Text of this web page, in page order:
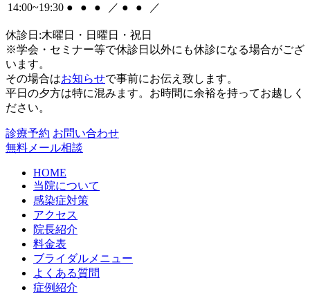
14:00~19:30 ● ● ● ／ ● ● ／
休診日:木曜日・日曜日・祝日
※学会・セミナー等で休診日以外にも休診になる場合がござ
います。
その場合はお知らせで事前にお伝え致します。
平日の夕方は特に混みます。お時間に余裕を持ってお越しく
ださい。
診療予約 お問い合わせ
無料メール相談
HOME
当院について
感染症対策
アクセス
院長紹介
料金表
ブライダルメニュー
よくある質問
症例紹介